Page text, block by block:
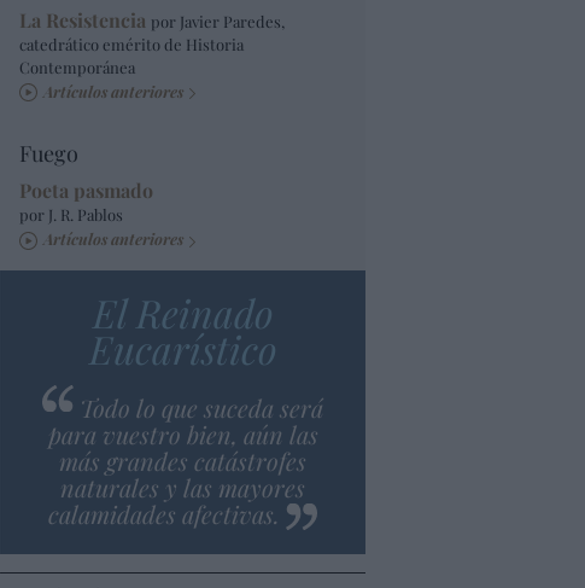
La Resistencia por Javier Paredes,
catedrático emérito de Historia
Contemporánea
Artículos anteriores
Fuego
Poeta pasmado
por J. R. Pablos
Artículos anteriores
El Reinado
Eucarístico
Todo lo que suceda será
para vuestro bien, aún las
más grandes catástrofes
naturales y las mayores
calamidades afectivas.